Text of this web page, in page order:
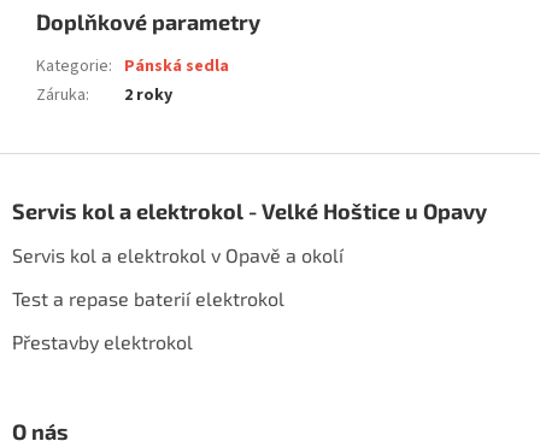
Doplňkové parametry
Kategorie: Pánská sedla
Záruka: 2 roky
pServis kol a elektrokol - Velké Hoštice u Opavy
Servis kol a elektrokol v Opavě a okolí
Test a repase baterií elektrokol
Přestavby elektrokol
O nás